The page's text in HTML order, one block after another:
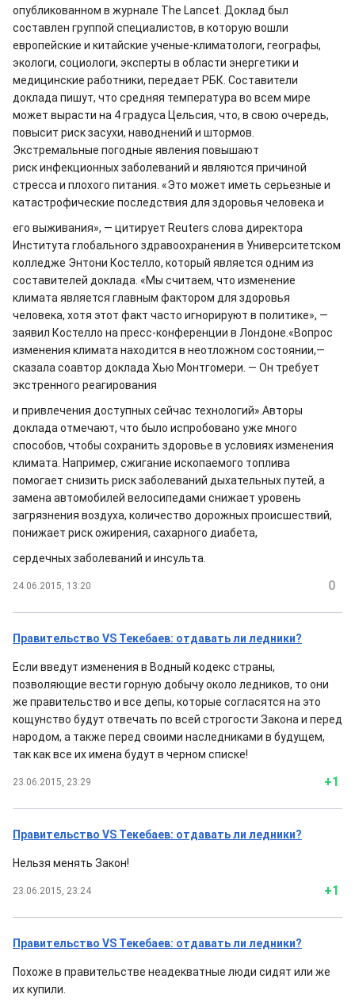
опубликованном в журнале The Lancet. Доклад был
составлен группой специалистов, в которую вошли
европейские и китайские ученые-климатологи, географы,
экологи, социологи, эксперты в области энергетики и
медицинские работники, передает РБК. Составители
доклада пишут, что средняя температура во всем мире
может вырасти на 4 градуса Цельсия, что, в свою очередь,
повысит риск засухи, наводнений и штормов.
Экстремальные погодные явления повышают
риск инфекционных заболеваний и являются причиной
стресса и плохого питания. «Это может иметь серьезные и
катастрофические последствия для здоровья человека и
его выживания», — цитирует Reuters слова директора
Института глобального здравоохранения в Университетском
колледже Энтони Костелло, который является одним из
составителей доклада. «Мы считаем, что изменение
климата является главным фактором для здоровья
человека, хотя этот факт часто игнорируют в политике», —
заявил Костелло на пресс-конференции в Лондоне.«Вопрос
изменения климата находится в неотложном состоянии,—
сказала соавтор доклада Хью Монтгомери. — Он требует
экстренного реагирования
и привлечения доступных сейчас технологий».Авторы
доклада отмечают, что было испробовано уже много
способов, чтобы сохранить здоровье в условиях изменения
климата. Например, сжигание ископаемого топлива
помогает снизить риск заболе​ваний дыхательных путей, а
замена автомобилей велосипедами снижает уровень
загрязнения воздуха, количество дорожных происшествий,
понижает риск ожирения, сахарного диабета,
сердечных заболеваний и инсульта.
24.06.2015, 13:20 0
Правительство VS Текебаев: отдавать ли ледники?
Если введут изменения в Водный кодекс страны,
позволяющие вести горную добычу около ледников, то они
же правительство и все депы, которые согласятся на это
кощунство будут отвечать по всей строгости Закона и перед
народом, а также перед своими наследниками в будущем,
так как все их имена будут в черном списке!
23.06.2015, 23:29 +1
Правительство VS Текебаев: отдавать ли ледники?
Нельзя менять Закон!
23.06.2015, 23:24 +1
Правительство VS Текебаев: отдавать ли ледники?
Похоже в правительстве неадекватные люди сидят или же
их купили.